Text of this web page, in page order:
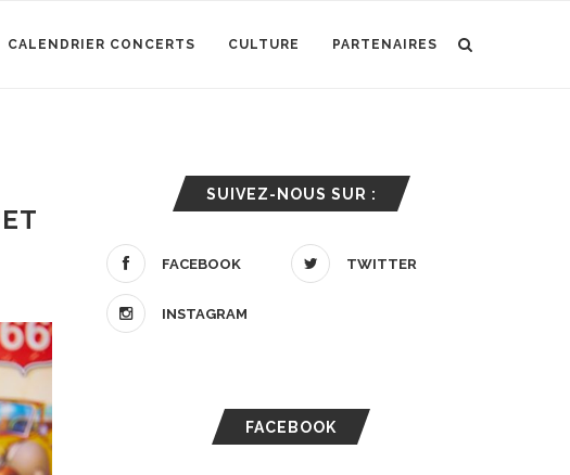
CALENDRIER CONCERTS CULTURE PARTENAIRES
SUIVEZ-NOUS SUR :
FACEBOOK TWITTER
INSTAGRAM
FACEBOOK